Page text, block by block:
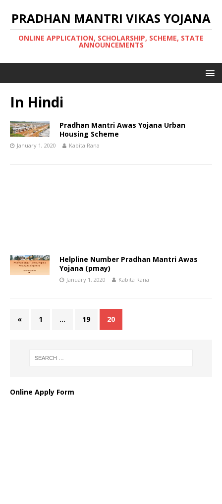
PRADHAN MANTRI VIKAS YOJANA
ONLINE APPLICATION, SCHOLARSHIP, SCHEME, STATE
ANNOUNCEMENTS
In Hindi
Pradhan Mantri Awas Yojana Urban
Housing Scheme
January 1, 2020 Kabita Rana
Helpline Number Pradhan Mantri Awas
Yojana (pmay)
January 1, 2020 Kabita Rana
« 1 … 19 20
Online Apply Form